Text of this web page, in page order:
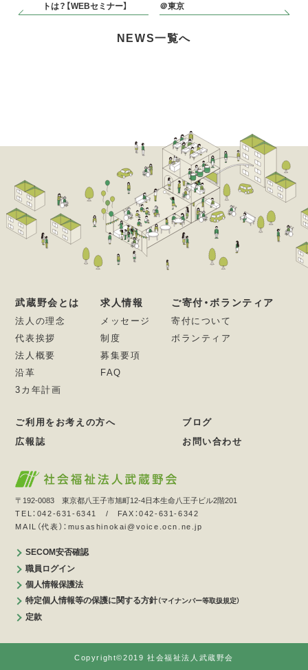
トは？【WEBセミナー】
＠東京
NEWS一覧へ
武蔵野会とは
法人の理念
代表挨拶
法人概要
沿革
3カ年計画
求人情報
メッセージ
制度
募集要項
FAQ
ご寄付・ボランティア
寄付について
ボランティア
ご利用をお考えの方へ
ブログ
広報誌
お問い合わせ
〒192-0083 東京都八王子市旭町12-4日本生命八王子ビル2階201
TEL：042-631-6341 / FAX：042-631-6342
MAIL（代表）：musashinokai@voice.ocn.ne.jp
SECOM安否確認
職員ログイン
個人情報保護法
特定個人情報等の保護に関する方針（マイナンバー等取扱規定）
定款
Copyright©2019 社会福祉法人武蔵野会